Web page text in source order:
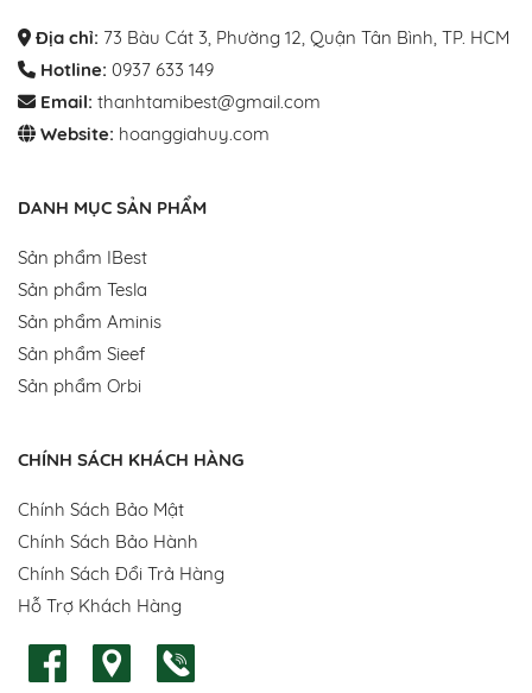
Địa chỉ: 73 Bàu Cát 3, Phường 12, Quận Tân Bình, TP. HCM
Hotline: 0937 633 149
Email: thanhtamibest@gmail.com
Website: hoanggiahuy.com
DANH MỤC SẢN PHẨM
Sản phẩm IBest
Sản phẩm Tesla
Sản phẩm Aminis
Sản phẩm Sieef
Sản phẩm Orbi
CHÍNH SÁCH KHÁCH HÀNG
Chính Sách Bảo Mật
Chính Sách Bảo Hành
Chính Sách Đổi Trả Hàng
Hỗ Trợ Khách Hàng